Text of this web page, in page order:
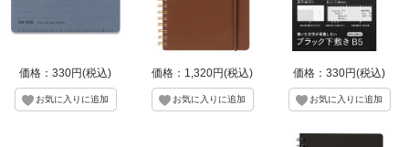
価格：330円(税込) 価格：1,320円(税込) 価格：330円(税込)